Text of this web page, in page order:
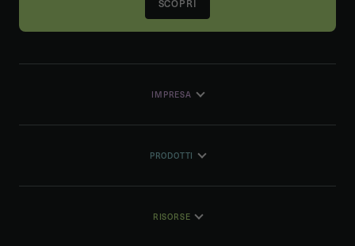
IMPRESA
PRODOTTI
RISORSE